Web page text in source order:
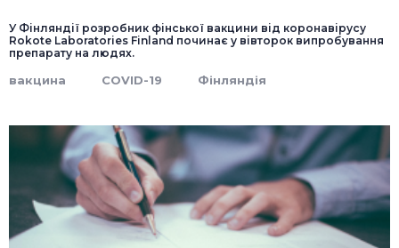
У Фінляндії розробник фінської вакцини від коронавірусу
Rokote Laboratories Finland починає у вівторок випробування
препарату на людях.
вакцина COVID-19 Фінляндія